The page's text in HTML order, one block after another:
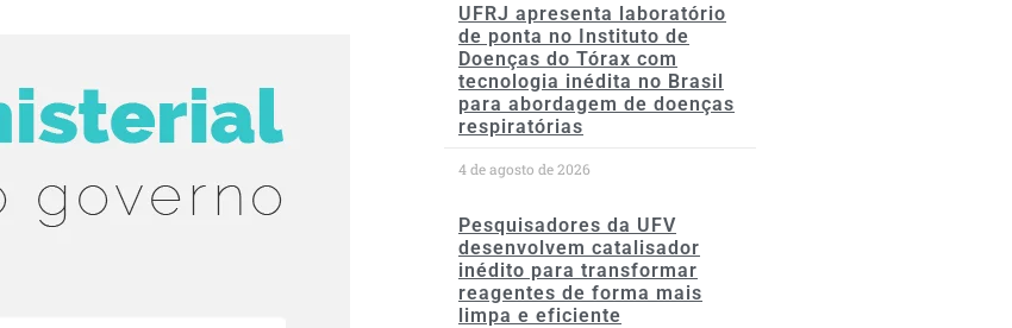
UFRJ apresenta laboratório
de ponta no Instituto de
Doenças do Tórax com
tecnologia inédita no Brasil
para abordagem de doenças
respiratórias
4 de agosto de 2026
Pesquisadores da UFV
desenvolvem catalisador
inédito para transformar
reagentes de forma mais
limpa e eficiente